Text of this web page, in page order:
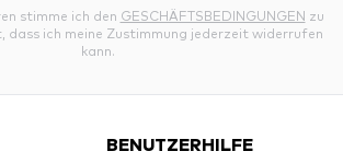
stimme ich den GESCHÄFTSBEDINGUNGEN zu
dass ich meine Zustimmung jederzeit widerrufen
kann.
BENUTZERHILFE